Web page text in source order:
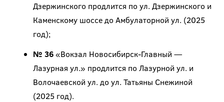
Дзержинского продлится по ул. Дзержинского и
Каменскому шоссе до Амбулаторной ул. (2025
год);
№ 36«Вокзал Новосибирск-Главный —
Лазурная ул.» продлится по Лазурной ул. и
Волочаевской ул. до ул. Татьяны Снежиной
(2025 год).